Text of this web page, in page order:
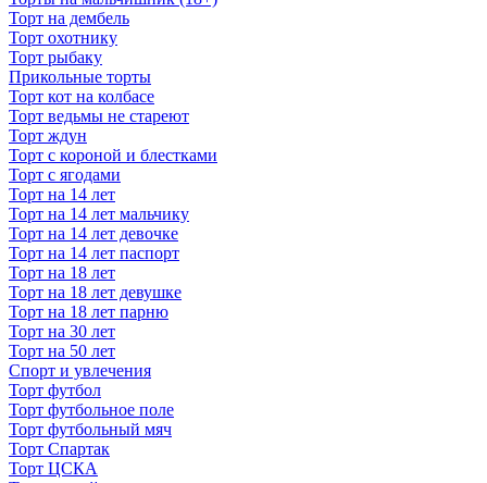
Торт на дембель
Торт охотнику
Торт рыбаку
Прикольные торты
Торт кот на колбасе
Торт ведьмы не стареют
Торт ждун
Торт с короной и блестками
Торт с ягодами
Торт на 14 лет
Торт на 14 лет мальчику
Торт на 14 лет девочке
Торт на 14 лет паспорт
Торт на 18 лет
Торт на 18 лет девушке
Торт на 18 лет парню
Торт на 30 лет
Торт на 50 лет
Спорт и увлечения
Торт футбол
Торт футбольное поле
Торт футбольный мяч
Торт Спартак
Торт ЦСКА